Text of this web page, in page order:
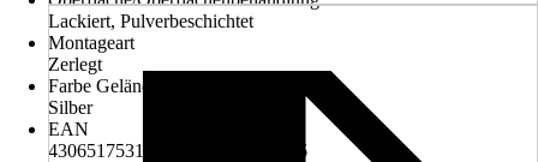
Lackiert, Pulverbeschichtet
Montageart
Zerlegt
Farbe Geländer
Silber
EAN
4306517531997, 9004875279326